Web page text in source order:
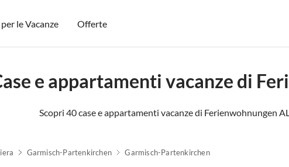
le Vacanze Offerte
e appartamenti vacanze di
Scopri 40 case e appartamenti vacanze di Ferienwohnungen
Garmisch-Partenkirchen Garmisch-Partenkirchen